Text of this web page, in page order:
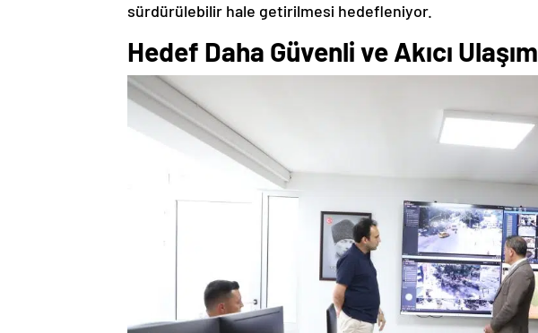
sürdürülebilir hale getirilmesi hedefleniyor.
Hedef Daha Güvenli ve Akıcı Ulaşım